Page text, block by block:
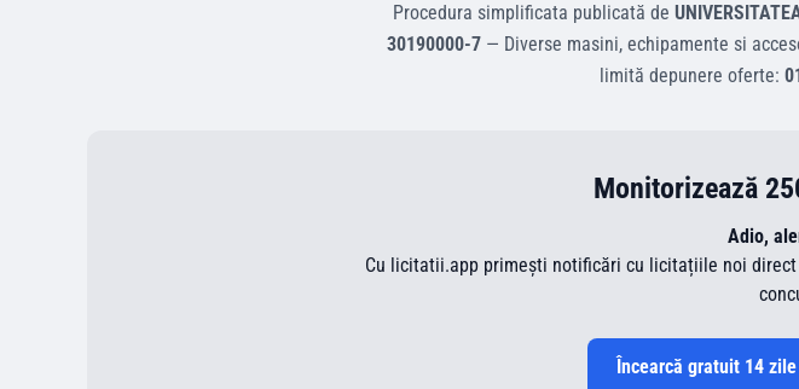
Procedura simplificata publicată de
30190000-7 — Diverse masini, echipamente si
limită depunere oferte:
Monitorizează
Adio,
Cu licitatii.app primești notificări cu licitațiile noi
Încearcă gratuit 14 zile